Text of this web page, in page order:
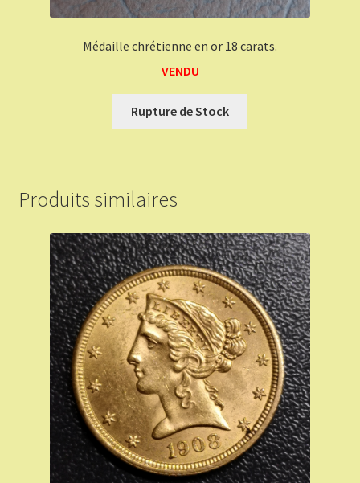
Médaille chrétienne en or 18 carats.
VENDU
Rupture de Stock
Produits similaires